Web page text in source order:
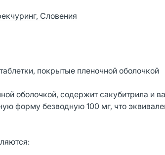
Словения
покрытые пленочной оболочкой
оболочкой, содержит сакубитрила и
форму безводную 100 мг, что